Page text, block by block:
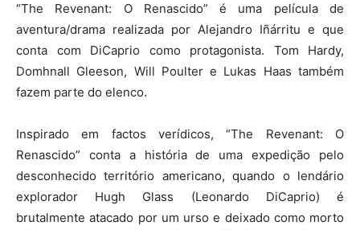
“The Revenant: O Renascido” é uma película de
aventura/drama realizada por Alejandro Iñárritu e que
conta com DiCaprio como protagonista. Tom Hardy,
Domhnall Gleeson, Will Poulter e Lukas Haas também
fazem parte do elenco.
Inspirado em factos verídicos, “The Revenant: O
Renascido” conta a história de uma expedição pelo
desconhecido território americano, quando o lendário
explorador Hugh Glass (Leonardo DiCaprio) é
brutalmente atacado por um urso e deixado como morto